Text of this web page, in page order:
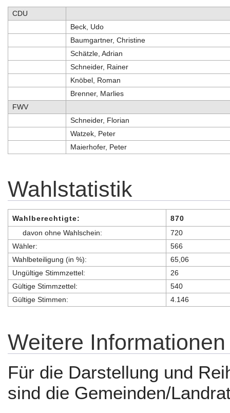
CDU
Beck, Udo
Baumgartner, Christine
Schätzle, Adrian
Schneider, Rainer
Knöbel, Roman
Brenner, Marlies
FWV
Schneider, Florian
Watzek, Peter
Maierhofer, Peter
Wahlstatistik
Wahlberechtigte:
870
davon ohne Wahlschein:
720
Wähler:
566
Wahlbeteiligung (in %):
65,06
Ungültige Stimmzettel:
26
Gültige Stimmzettel:
540
Gültige Stimmen:
4.146
Weitere Informationen
Für die Darstellung und
sind die Gemeinden/